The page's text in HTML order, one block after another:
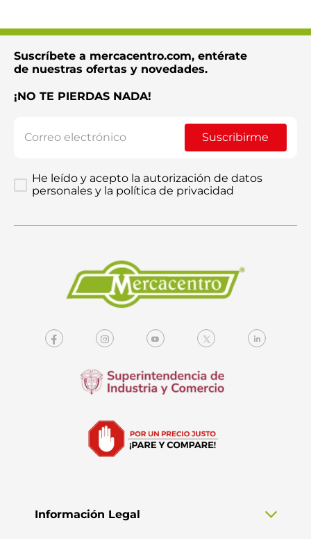
Suscríbete a mercacentro.com, entérate
de nuestras ofertas y novedades.
¡NO TE PIERDAS NADA!
Suscribirme
He leído y acepto la autorización de datos
personales y la política de privacidad
Información Legal